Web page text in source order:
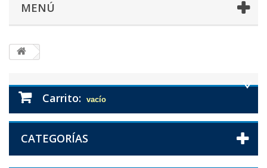
MENÚ
Carrito: vacío
CATEGORÍAS